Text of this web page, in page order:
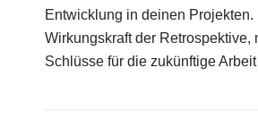
Entwicklung in deinen
Wirkungskraft der
Schlüsse für die zukünftige